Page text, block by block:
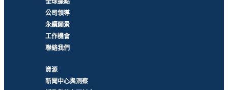
全球據點
公司領導
永續願景
工作機會
聯絡我們
資源
新聞中心與洞察